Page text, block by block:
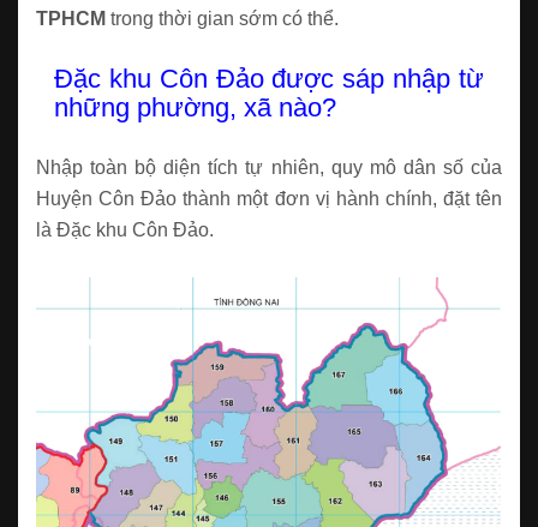
TPHCM trong thời gian sớm có thể.
Đặc khu Côn Đảo được sáp nhập từ
những phường, xã nào?
Nhập toàn bộ diện tích tự nhiên, quy mô dân số của
Huyện Côn Đảo thành một đơn vị hành chính, đặt tên
là Đặc khu Côn Đảo.